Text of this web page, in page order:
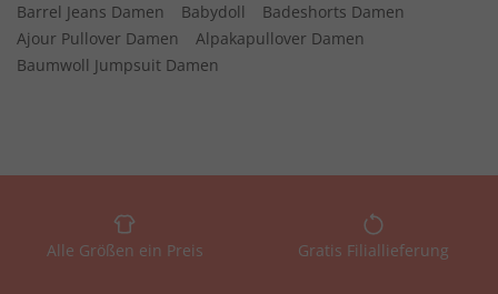
Barrel Jeans Damen
Babydoll
Badeshorts Damen
Ajour Pullover Damen
Alpakapullover Damen
Baumwoll Jumpsuit Damen
Alle Größen ein Preis Gratis Filiallieferung